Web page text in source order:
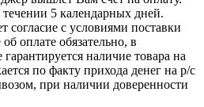
5 календарных дней.
согласие с условиями поставки
оплате обязательно, в
наличие товара на
по факту прихода денег на р/с
при наличии доверенности